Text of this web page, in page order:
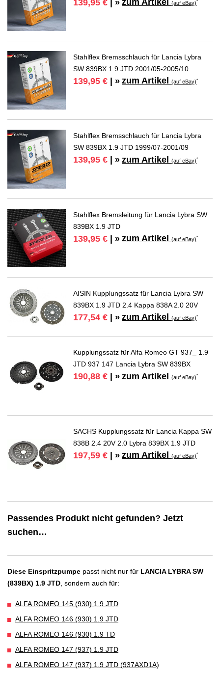
139,95 € | » (auf eBay)*
Stahlflex Bremsschlauch für Lancia Lybra
SW 839BX 1.9 JTD 2001/05-2005/10
139,95 € | » zum Artikel(auf eBay)*
Stahlflex Bremsschlauch für Lancia Lybra
SW 839BX 1.9 JTD 1999/07-2001/09
139,95 € | » zum Artikel(auf eBay)*
Stahlflex Bremsleitung für Lancia Lybra SW
839BX 1.9 JTD
139,95 € | » zum Artikel(auf eBay)*
AISIN Kupplungssatz für Lancia Lybra SW
839BX 1.9 JTD 2.4 Kappa 838A 2.0 20V
177,54 € | » zum Artikel(auf eBay)*
Kupplungssatz für Alfa Romeo GT 937_ 1.9
JTD 937 147 Lancia Lybra SW 839BX
190,88 € | » zum Artikel(auf eBay)*
SACHS Kupplungssatz für Lancia Kappa SW
838B 2.4 20V 2.0 Lybra 839BX 1.9 JTD
197,59 € | » zum Artikel(auf eBay)*
Passendes Produkt nicht gefunden? Jetzt
suchen…
Diese Einspritzpumpe passt nicht nur für LANCIA LYBRA SW
(839BX) 1.9 JTD, sondern auch für:
ALFA ROMEO 145 (930) 1.9 JTD
ALFA ROMEO 146 (930) 1.9 JTD
ALFA ROMEO 146 (930) 1.9 TD
ALFA ROMEO 147 (937) 1.9 JTD
ALFA ROMEO 147 (937) 1.9 JTD (937AXD1A)